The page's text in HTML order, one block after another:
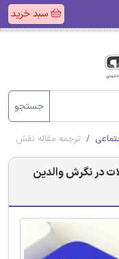
سبد خرید
جستجو
ترجمه مقاله نقش
در نگرش والدین